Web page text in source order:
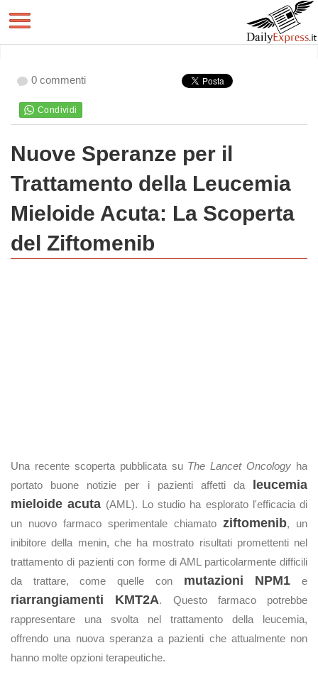
0 commenti
Nuove Speranze per il
Trattamento della Leucemia
Mieloide Acuta: La Scoperta
del Ziftomenib
Una recente scoperta pubblicata su The Lancet Oncology ha
portato buone notizie per i pazienti affetti da
leucemia
mieloide acuta (AML). Lo studio ha esplorato l'efficacia di
un nuovo farmaco sperimentale chiamato ziftomenib, un
inibitore della menin, che ha mostrato risultati promettenti nel
trattamento di pazienti con forme di AML particolarmente difficili
da trattare, come quelle con mutazioni NPM1 e
riarrangiamenti KMT2A. Questo farmaco potrebbe
rappresentare una svolta nel trattamento della leucemia,
offrendo una nuova speranza a pazienti che attualmente non
hanno molte opzioni terapeutiche.